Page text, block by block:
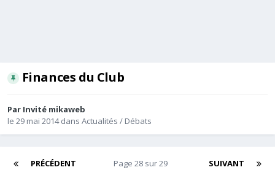
Finances du Club
Par Invité mikaweb
le 29 mai 2014dans Actualités / Débats
PRÉCÉDENT SUIVANT
Page 28 sur 29